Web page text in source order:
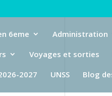
6eme
Administration
Voyages et sorties
2027 UNSS Blog